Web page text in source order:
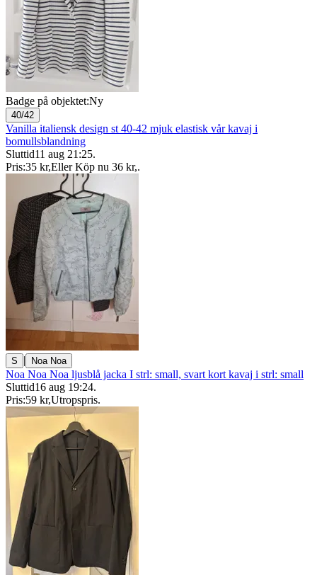
Badge på objektet:Ny
40/42
Vanilla italiensk design st 40-42 mjuk elastisk vår kavaj i
bomullsblandning
Sluttid11 aug 21:25.
Pris:35 kr,Eller Köp nu 36 kr,.
S | Noa Noa
Noa Noa Noa ljusblå jacka I strl: small, svart kort kavaj i strl: small
Sluttid16 aug 19:24.
Pris:59 kr,Utropspris.